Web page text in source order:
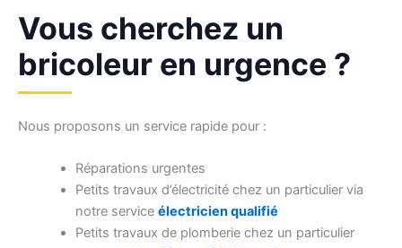
Vous cherchez un
bricoleur en urgence ?
Nous proposons un service rapide pour :
Réparations urgentes
Petits travaux d’électricité chez un particulier via
notre service électricien qualifié
Petits travaux de plomberie chez un particulier